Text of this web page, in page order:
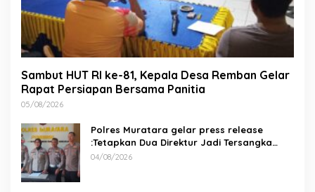
Sambut HUT RI ke-81, Kepala Desa Remban Gelar
Rapat Persiapan Bersama Panitia
05/08/2026
Polres Muratara gelar press release
:Tetapkan Dua Direktur Jadi Tersangka
Kecelakaan Maut antara Bus ALS dan
04/08/2026